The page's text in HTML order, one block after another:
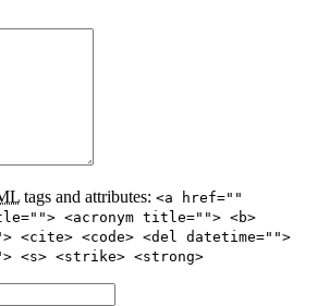
tags and attributes: <a href=""
<acronym title=""> <b>
<cite> <code> <del datetime="">
<s> <strike> <strong>